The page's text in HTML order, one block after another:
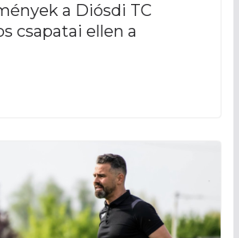
a Diósdi TC
csapatai ellen a